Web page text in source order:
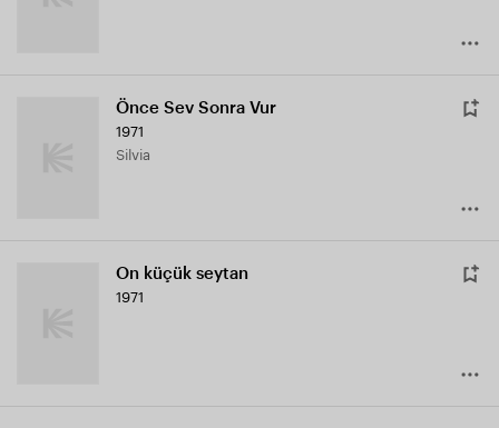
Önce Sev Sonra Vur
1971
Silvia
On küçük seytan
1971